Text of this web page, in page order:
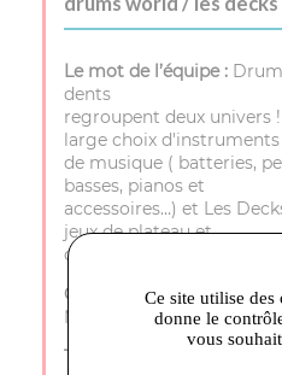
Le mot de l’équipe :
dents
regroupent deux univers
large choix d'instruments
de musique ( batteries,
basses, pianos et
accessoires…) et Les
jeux de plateau et
cartes à collectionner.
Où trouver le magasin :
Monteux, 84200
Téléphone :
Ce site utilise des
donne le
vous